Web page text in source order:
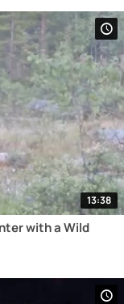
13:38
with a Wild